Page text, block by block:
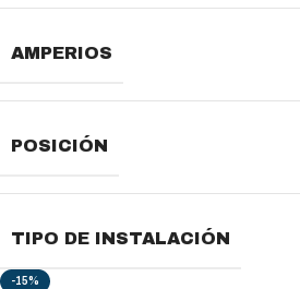
AMPERIOS
POSICIÓN
TIPO DE INSTALACIÓN
-15%